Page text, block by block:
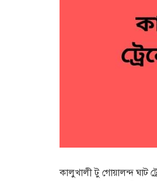
কালুখালী টু গোয়ালন্দ ঘাট